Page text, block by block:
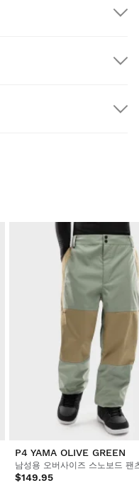
무료
요. 배송일로부터 30일 이
빠르게 반품하실 수 있습
$9.95부터
P4 YAMA OLIVE GREEN
남성용 오버사이즈 스노보드 팬
$149.95